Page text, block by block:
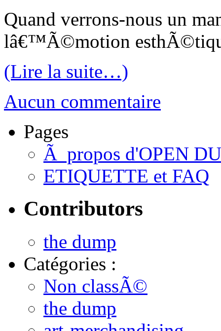
Quand verrons-nous un
lâ€™Ã©motion
(Lire la suite…)
Aucun commentaire
Pages
Ã propos d'OPEN
ETIQUETTE et FAQ
Contributors
the dump
Catégories :
Non classÃ©
the dump